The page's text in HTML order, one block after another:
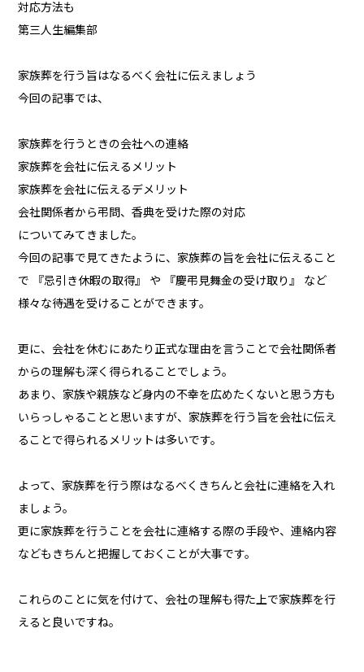
対応方法も
第三人生編集部
家族葬を行う旨はなるべく会社に伝えましょう
今回の記事では、
家族葬を行うときの会社への連絡
家族葬を会社に伝えるメリット
家族葬を会社に伝えるデメリット
会社関係者から弔問、香典を受けた際の対応
についてみてきました。
今回の記事で見てきたように、家族葬の旨を会社に伝えること
で 『忌引き休暇の取得』 や 『慶弔見舞金の受け取り』 など
様々な待遇を受けることができます。
更に、会社を休むにあたり正式な理由を言うことで会社関係者
からの理解も深く得られることでしょう。
あまり、家族や親族など身内の不幸を広めたくないと思う方も
いらっしゃることと思いますが、家族葬を行う旨を会社に伝え
ることで得られるメリットは多いです。
よって、家族葬を行う際はなるべくきちんと会社に連絡を入れ
ましょう。
更に家族葬を行うことを会社に連絡する際の手段や、連絡内容
などもきちんと把握しておくことが大事です。
これらのことに気を付けて、会社の理解も得た上で家族葬を行
えると良いですね。